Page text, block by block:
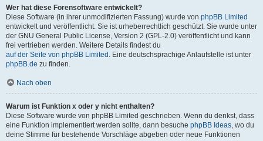
Wer hat diese Forensoftware entwickelt?
Diese Software (in ihrer unmodifizierten Fassung) wurde von phpBB Limited
entwickelt und veröffentlicht. Sie ist urheberrechtlich geschützt. Sie wurde unter
der GNU General Public License, Version 2 (GPL-2.0) veröffentlicht und kann
frei vertrieben werden. Weitere Details findest du
auf der Seite von phpBB Limited . Eine deutschsprachige Anlaufstelle ist unter
phpBB.de zu finden.
Nach oben
Warum ist Funktion x oder y nicht enthalten?
Diese Software wurde von phpBB Limited geschrieben. Wenn du denkst, dass
eine Funktion implementiert werden sollte, dann besuche phpBB Ideas, wo du
deine Stimme für bestehende Vorschläge abgeben oder neue Funktionen